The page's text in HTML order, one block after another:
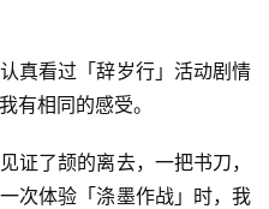
真看过「辞岁行」活动剧情
有相同的感受。
证了颉的离去，一把书刀，
次体验「涤墨作战」时，我